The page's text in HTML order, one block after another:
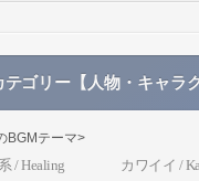
テゴリー【人物・キャラ
BGMテーマ>
/ Healing
カワイイ /